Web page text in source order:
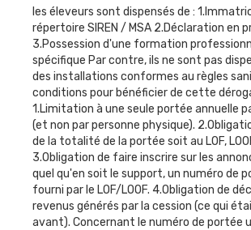
les éleveurs sont dispensés de :
répertoire SIREN / MSA 2.Déclaration en
3.Possession d'une formation
spécifique Par contre, ils ne sont pas
des installations conformes au règles
conditions pour bénéficier de cette
1.Limitation à une seule portée annuelle
(et non par personne physique).
de la totalité de la portée soit au LOF,
3.Obligation de faire inscrire sur les
quel qu'en soit le support, un numéro de
fourni par le LOF/LOOF. 4.Obligation de
revenus générés par la cession (ce qui
avant). Concernant le numéro de portée